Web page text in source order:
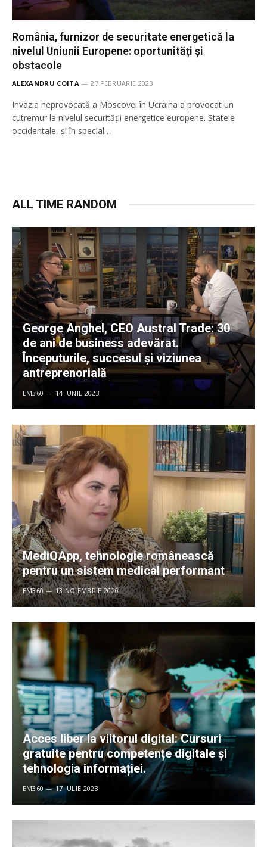
România, furnizor de securitate energetică la
nivelul Uniunii Europene: oportunități și
obstacole
ALEXANDRU COITA 27 FEBRUARIE 2023
Invazia neprovocată a Moscovei în Ucraina a provocat un
cutremur la nivelul securității energetice europene. Statele
occidentale, și în special…
ALL TIME RANDOM
George Anghel, CEO Austral Trade: 30
de ani de business adevărat.
Începuturile, succesul și viziunea
antreprenorială
EM360 14 IUNIE 2023
MediQApp, tehnologie românească
pentru un sistem medical performant
EM360 13 NOIEMBRIE 2020
Acces liber la viitorul digital: Cursuri
gratuite pentru competențe digitale și
tehnologia informației.
EM360 17 IULIE 2023